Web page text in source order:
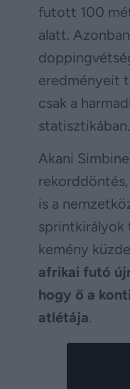
futott 100
alatt.
eredményeit
csak a
statisztikában.
Akani
is a
sprintkirályok
kemény
afrikai futó
hogy ő a
atlétája.